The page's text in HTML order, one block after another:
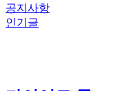
공지사항
인기글